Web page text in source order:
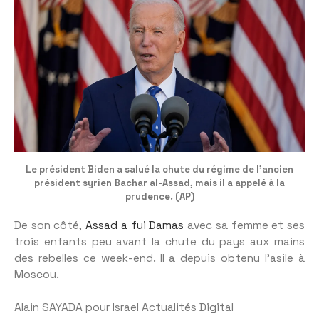
Le président Biden a salué la chute du régime de l’ancien
président syrien Bachar al-Assad, mais il a appelé à la
prudence. (AP)
De son côté,Assad a fui Damas avec sa femme et ses
trois enfants peu avant la chute du pays aux mains
des rebelles ce week-end. Il a depuis obtenu l’asile à
Moscou.
Alain SAYADA pour Israel Actualités Digital